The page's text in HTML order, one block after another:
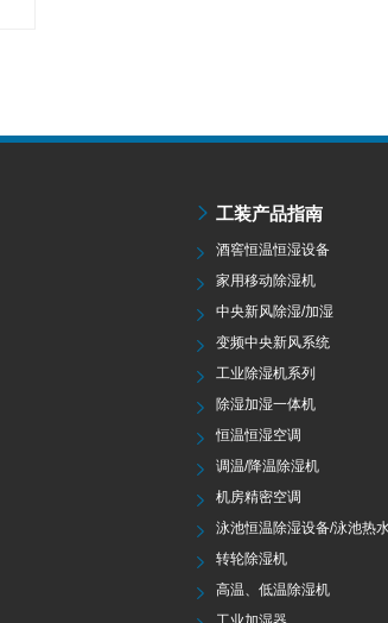
工装产品指南
酒窖恒温恒湿设备
家用移动除湿机
中央新风除湿/加湿
变频中央新风系统
工业除湿机系列
除湿加湿一体机
恒温恒湿空调
调温/降温除湿机
机房精密空调
泳池恒温除湿设备/泳池热
转轮除湿机
高温、低温除湿机